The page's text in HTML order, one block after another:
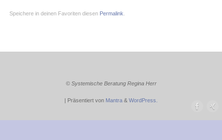
Speichere in deinen Favoriten diesen Permalink
© Systemische Beratung Regina Herr
| Präsentiert von Mantra & WordPress.